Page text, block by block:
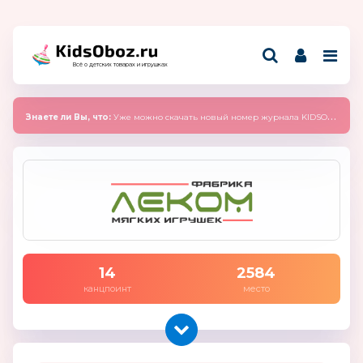
Всё о детских товарах и игрушках
Знаете ли Вы, что: Уже можно скачать новый номер журнала KIDSOBOZ 2025 (сентябрь)
14
канцпоинт
2584
место